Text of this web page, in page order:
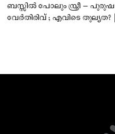
ബസ്സിൽ പോലും സ്ത്രീ – പുരുഷ
വേർതിരിവ് ; എവിടെ തുല്യത? |